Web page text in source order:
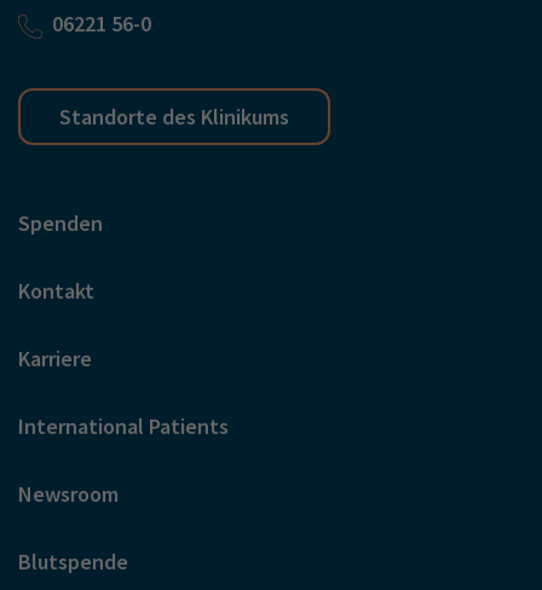
06221 56-0
Standorte des Klinikums
Spenden
Kontakt
Karriere
International Patients
Newsroom
Blutspende